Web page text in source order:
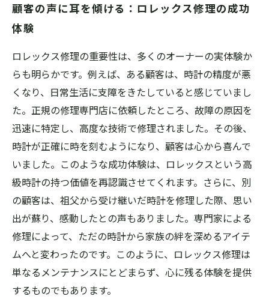
顧客の声に耳を傾ける：ロレックス修理の成功
体験
ロレックス修理の重要性は、多くのオーナーの実体験か
らも明らかです。例えば、ある顧客は、時計の精度が悪
くなり、日常生活に支障をきたしていると感じていまし
た。正規の修理専門店に依頼したところ、故障の原因を
迅速に特定し、高度な技術で修理されました。その後、
時計が正確に時を刻むようになり、顧客は心から喜んで
いました。このような成功体験は、ロレックスという高
級時計の持つ価値を再認識させてくれます。さらに、別
の顧客は、祖父から受け継いだ時計を修理した際、思い
出が蘇り、感動したとの声もありました。専門家による
修理によって、ただの時計から家族の絆を深めるアイテ
ムへと変わったのです。このように、ロレックス修理は
単なるメンテナンスにとどまらず、心に残る体験を提供
するものでもあります。